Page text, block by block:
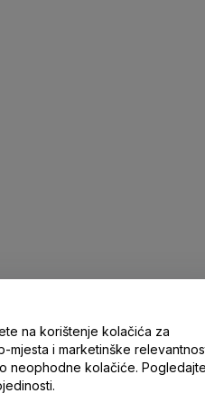
nas
na korištenje kolačića za
mjesta i marketinške
neophodne kolačiće.